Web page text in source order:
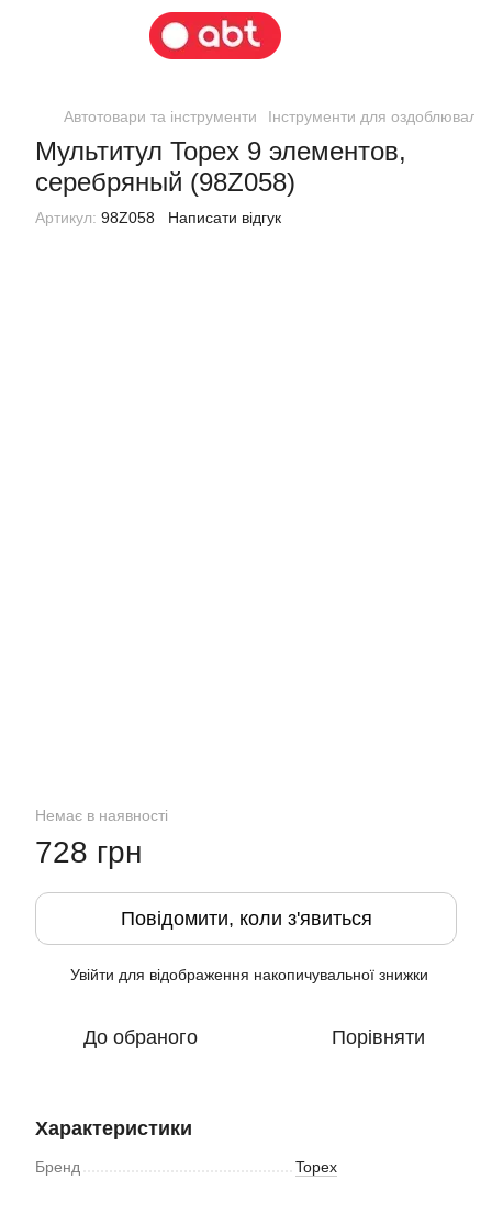
Автотовари та інструменти Інструменти для
Мультитул Topex 9 элементов,
серебряный (98Z058)
Артикул: 98Z058 Написати відгук
Немає в наявності
728 грн
Повідомити, коли з'явиться
Увійти для відображення накопичувальної знижки
До обраного Порівняти
Характеристики
Бренд Topex